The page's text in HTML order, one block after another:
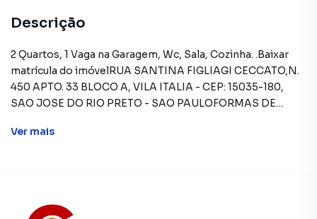
Descrição
2 Quartos, 1 Vaga na Garagem, Wc, Sala, Cozinha. .Baixar
matrícula do imóvelRUA SANTINA FIGLIAGI CECCATO,N.
450 APTO. 33 BLOCO A, VILA ITALIA - CEP: 15035-180,
SAO JOSE DO RIO PRETO - SAO PAULOFORMAS DE
financiamento - somente SBPE. Consulte condições antes
Ver mais